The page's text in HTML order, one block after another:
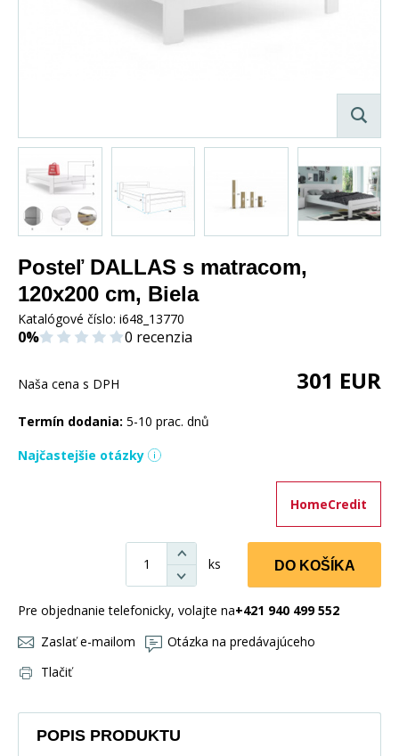
Posteľ DALLAS s matracom,
120x200 cm, Biela
Katalógové číslo: i648_13770
0% 0 recenzia
Naša cena s DPH 301 EUR
Termín dodania: 5-10 prac. dnů
Najčastejšie otázky
HomeCredit
ks DO KOŠÍKA
Pre objednanie telefonicky, volajte na+421 940 499 552
Zaslať e-mailom
Otázka na predávajúceho
Tlačiť
POPIS PRODUKTU